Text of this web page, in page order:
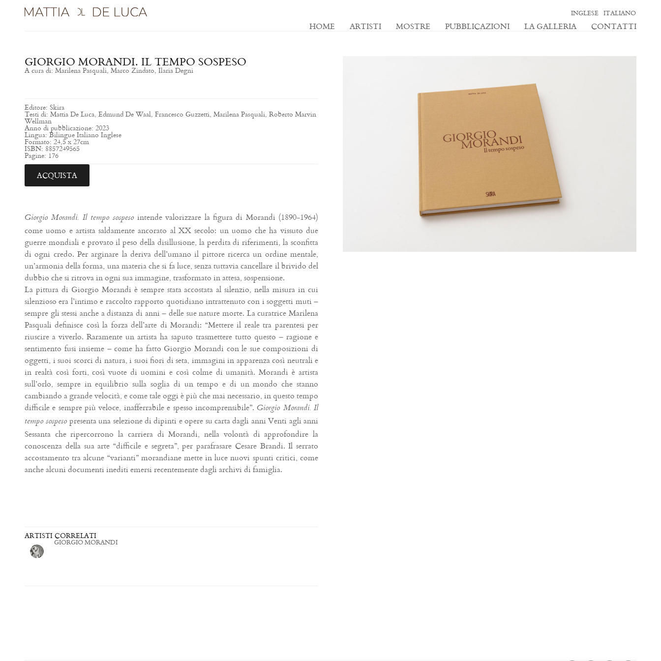
INGLESE ITALIANO
HOME ARTISTI MOSTRE PUBBLICAZIONI LA GALLERIA CONTATTI
GIORGIO MORANDI. IL TEMPO SOSPESO
A cura di: Marilena Pasquali, Marco Zindato, Ilaria Degni
Editore: Skira
Testi di: Mattia De Luca, Edmund De Waal, Francesco Guzzetti, Marilena Pasquali, Roberto Marvin
Wellman
Anno di pubblicazione: 2023
Lingua: Bilingue Italiano Inglese
Formato: 24,5 x 27cm
ISBN: 8857249565
Pagine: 176
ACQUISTA
Giorgio Morandi. Il tempo sospeso intende valorizzare la figura di Morandi (1890-1964)
come uomo e artista saldamente ancorato al XX secolo: un uomo che ha vissuto due
guerre mondiali e provato il peso della disillusione, la perdita di riferimenti, la sconfitta
di ogni credo. Per arginare la deriva dell’umano il pittore ricerca un ordine mentale,
un’armonia della forma, una materia che si fa luce, senza tuttavia cancellare il brivido del
dubbio che si ritrova in ogni sua immagine, trasformato in attesa, sospensione.
La pittura di Giorgio Morandi è sempre stata accostata al silenzio, nella misura in cui
silenzioso era l’intimo e raccolto rapporto quotidiano intrattenuto con i soggetti muti –
sempre gli stessi anche a distanza di anni – delle sue nature morte. La curatrice Marilena
Pasquali definisce così la forza dell’arte di Morandi: “Mettere il reale tra parentesi per
riuscire a viverlo. Raramente un artista ha saputo trasmettere tutto questo – ragione e
sentimento fusi insieme – come ha fatto Giorgio Morandi con le sue composizioni di
oggetti, i suoi scorci di natura, i suoi fiori di seta, immagini in apparenza così neutrali e
in realtà così forti, così vuote di uomini e così colme di umanità. Morandi è artista
sull’orlo, sempre in equilibrio sulla soglia di un tempo e di un mondo che stanno
cambiando a grande velocità, e come tale oggi è più che mai necessario, in questo tempo
difficile e sempre più veloce, inafferrabile e spesso incomprensibile”.Giorgio Morandi. Il
tempo sospeso presenta una selezione di dipinti e opere su carta dagli anni Venti agli anni
Sessanta che ripercorrono la carriera di Morandi, nella volontà di approfondire la
conoscenza della sua arte “difficile e segreta”, per parafrasare Cesare Brandi. Il serrato
accostamento tra alcune “varianti” morandiane mette in luce nuovi spunti critici, come
anche alcuni documenti inediti emersi recentemente dagli archivi di famiglia.
ARTISTI CORRELATI
GIORGIO MORANDI